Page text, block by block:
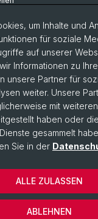
Fakultät
um Inhalte und
für soziale
auf unserer
Informationen zu
unsere Partner für
weiter. Unsere
mit
haben oder
gesammelt
Sie in der
ABLEHNEN
ALLE ZULASSEN